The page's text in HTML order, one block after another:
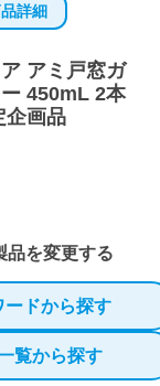
詳細
アミ戸窓ガ
450mL 2本
企画品
品を変更する
ードから探す
覧から探す